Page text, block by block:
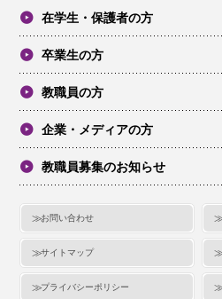
在学生・保護者の方
卒業生の方
教職員の方
企業・メディアの方
教職員募集のお知らせ
お問い合わせ
サイトマップ
プライバシーポリシー